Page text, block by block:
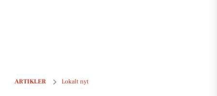
ARTIKLER Lokalt nyt
Forslag om ny skoledistriktsgrænse mellem Møllehøjskolen og